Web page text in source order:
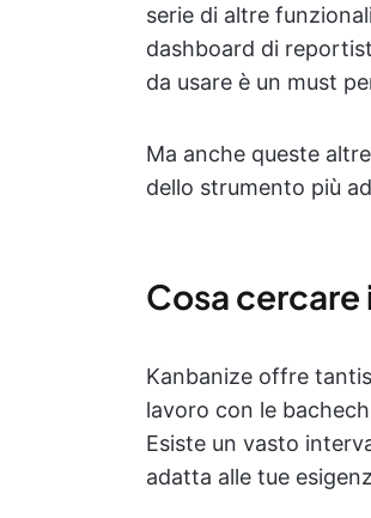
serie di altre
dashboard di
da usare è un must
Ma anche queste
dello strumento più
Cosa cercare
Kanbanize offre
lavoro con le
Esiste un vasto
adatta alle tue